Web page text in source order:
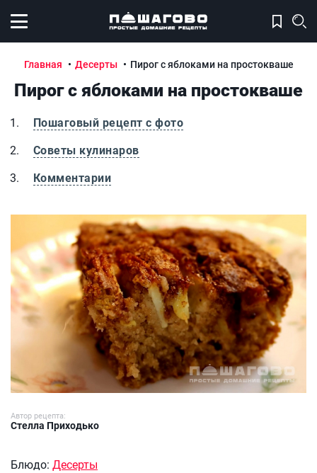
Открыть меню
Главная Десерты Пирог с яблоками на простокваше
Пирог с яблоками на простокваше
Пошаговый рецепт с фото
Советы кулинаров
Комментарии
Пирог с яблоками на простокваше
Автор рецепта:
Стелла Приходько
Блюдо: Десерты